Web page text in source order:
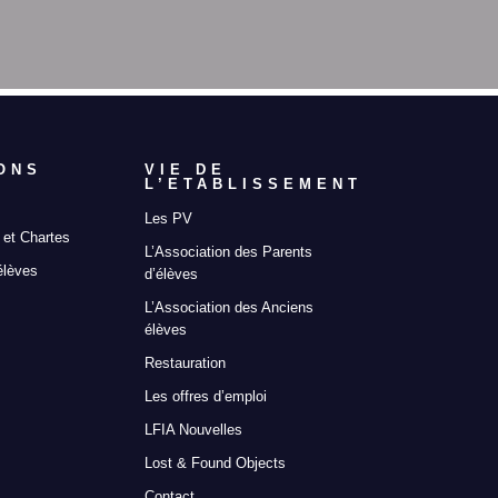
Chartes
VIE DE
L’ETABLISSEMENT
Les PV
L’Association des Parents
d’élèves
L’Association des Anciens
élèves
Restauration
Les offres d’emploi
LFIA Nouvelles
Lost & Found Objects